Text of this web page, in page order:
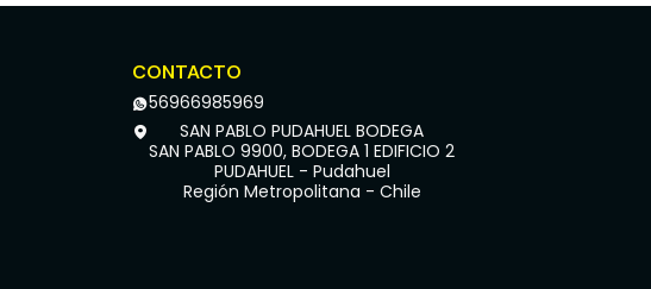
CONTACTO
56966985969
SAN PABLO PUDAHUEL BODEGA
SAN PABLO 9900, BODEGA 1 EDIFICIO 2
PUDAHUEL - Pudahuel
Región Metropolitana - Chile